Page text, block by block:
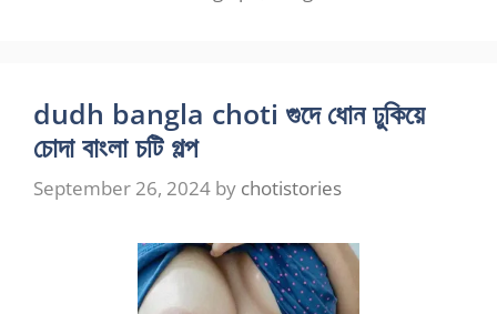
dudh bangla choti গুদে ধোন ঢুকিয়ে
চোদা বাংলা চটি গল্প
September 26, 2024 by chotistories